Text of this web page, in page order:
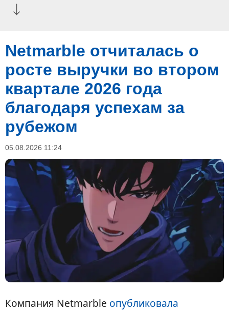
Netmarble отчиталась о
росте выручки во втором
квартале 2026 года
благодаря успехам за
рубежом
05.08.2026 11:24
Компания Netmarble опубликовала